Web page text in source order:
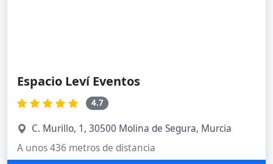
Espacio Leví Eventos
4.7
C. Murillo, 1, 30500 Molina de Segura, Murcia
A unos 436 metros de distancia